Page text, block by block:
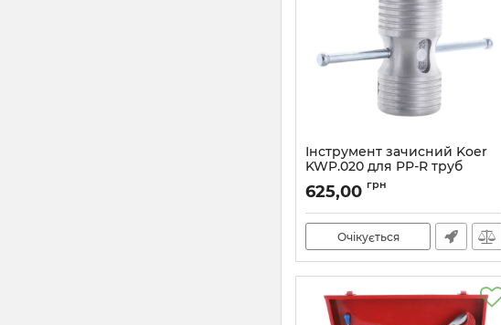
Інструмент зачисний Koer
KWP.020 для PP-R труб
Артикул: KA0020
625,00 грн
Очікується